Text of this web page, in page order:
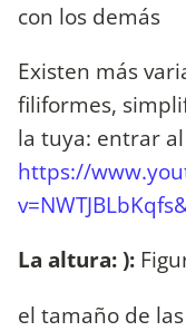
con los demás
Existen más
filiformes,
la tuya: entrar
https://
La altura:):
el tamaño de